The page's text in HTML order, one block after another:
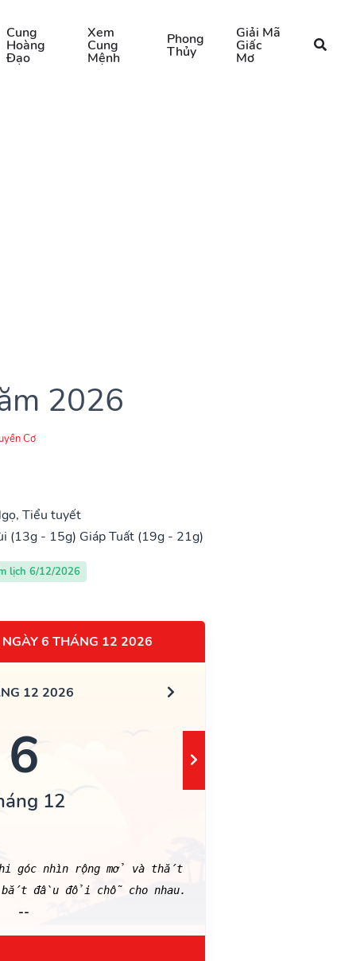
Cung
Hoàng
Đạo
Xem
Cung
Mệnh
Phong
Thủy
Giải Mã
Giấc
Mơ
2026
Cơ
Tiểu tuyết
(13g - 15g) Giáp Tuất (19g - 21g)
lịch 6/12/2026
6 THÁNG 12 2026
12 2026
6
12
góc nhìn rộng mở và thắt
bắt đầu đổi chỗ cho nhau.
--